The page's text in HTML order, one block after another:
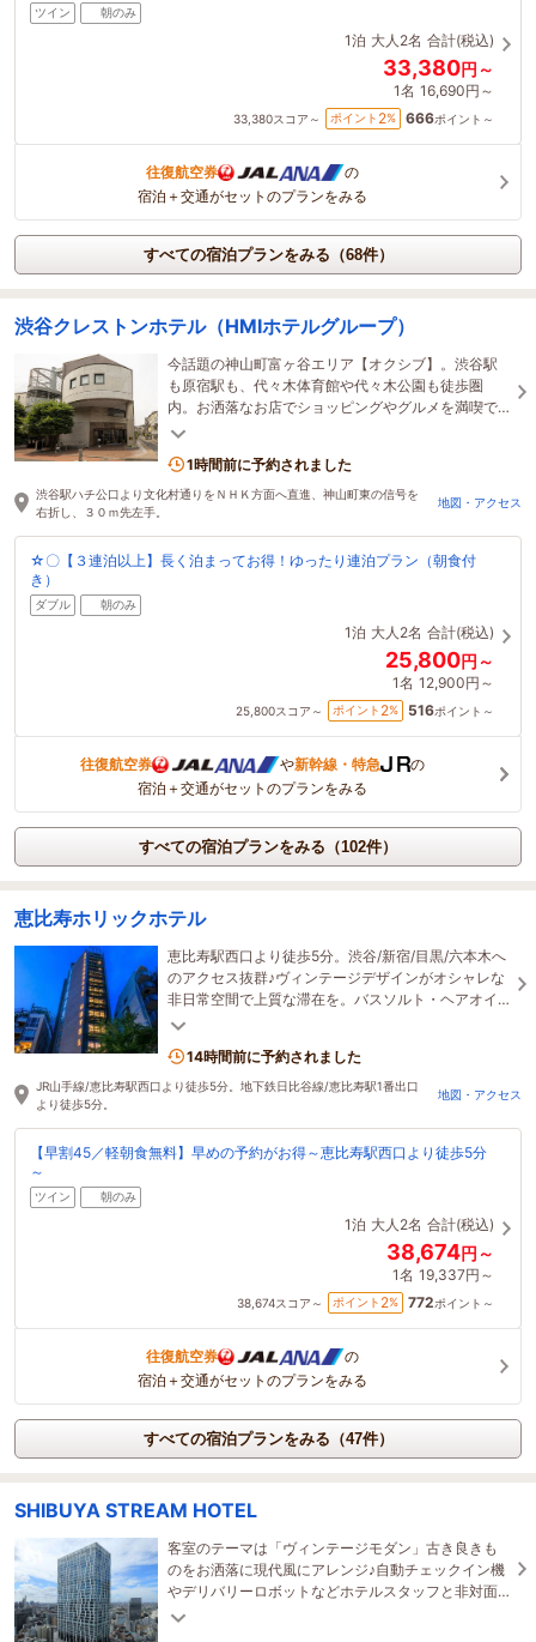
ツイン 朝のみ
1泊 大人2名 合計(税込)
33,380円～
1名 16,690円～
33,380スコア～ ポイント 2% 666ポイント～
往復航空券
の
宿泊＋交通がセットのプランをみる
すべての宿泊プランをみる（68件）
渋谷クレストンホテル（HMIホテルグループ）
今話題の神山町富ヶ谷エリア【オクシブ】。渋谷駅
も原宿駅も、代々木体育館や代々木公園も徒歩圏
内。お洒落なお店でショッピングやグルメを満喫で
きます。全室シモンズ社製のベッド。無線ＬＡＮ完
1時間前に予約されました
渋谷駅ハチ公口より文化村通りをＮＨＫ方面へ直進、神山町東の信号を
右折し、３０ｍ先左手。
地図・アクセス
☆〇【３連泊以上】長く泊まってお得！ゆったり連泊プラン（朝食付
き）
ダブル 朝のみ
1泊 大人2名 合計(税込)
25,800円～
1名 12,900円～
25,800スコア～ ポイント 2% 516ポイント～
往復航空券 や新幹線・特急
の
宿泊＋交通がセットのプランをみる
すべての宿泊プランをみる（102件）
恵比寿ホリックホテル
恵比寿駅西口より徒歩5分。渋谷/新宿/目黒/六本木へ
のアクセス抜群♪ヴィンテージデザインがオシャレな
非日常空間で上質な滞在を。バスソルト・ヘアオイ
ルなど豊富なアメニティや軽朝食も無料で♪
14時間前に予約されました
JR山手線/恵比寿駅西口より徒歩5分。地下鉄日比谷線/恵比寿駅1番出口
より徒歩5分。
地図・アクセス
【早割45／軽朝食無料】早めの予約がお得～恵比寿駅西口より徒歩5分
～
ツイン 朝のみ
1泊 大人2名 合計(税込)
38,674円～
1名 19,337円～
38,674スコア～ ポイント 2% 772ポイント～
往復航空券
の
宿泊＋交通がセットのプランをみる
すべての宿泊プランをみる（47件）
SHIBUYA STREAM HOTEL
客室のテーマは「ヴィンテージモダン」古き良きも
のをお洒落に現代風にアレンジ♪自動チェックイン機
やデリバリーロボットなどホテルスタッフと非対面
の設備を備えています。